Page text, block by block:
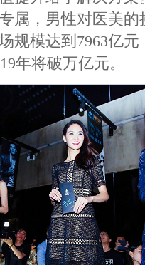
，男性对医美的
规模达到7963亿
年将破万亿元。